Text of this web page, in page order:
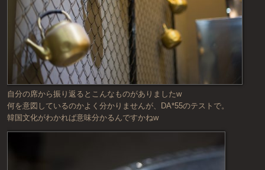
自分の席から振り返るとこんなものがありましたw
何を意図しているのかよく分かりませんが、DA*55のテストで。
韓国文化がわかれば意味分かるんですかねw